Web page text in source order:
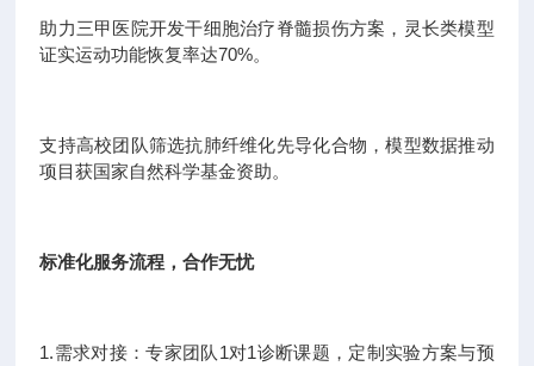
助力三甲医院开发干细胞治疗脊髓损伤方案，灵长类模型
证实运动功能恢复率达70%。
支持高校团队筛选抗肺纤维化先导化合物，模型数据推动
项目获国家自然科学基金资助。
标准化服务流程，合作无忧
1.需求对接：专家团队1对1诊断课题，定制实验方案与预